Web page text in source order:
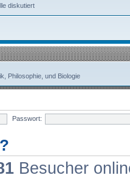
diskutiert
Philosophie, und Biologie
Passwort:
Besucher